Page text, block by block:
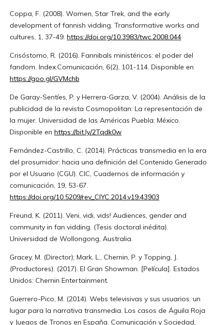
Coppa, F. (2008). Women, Star Trek, and the early
development of fannish vidding. Transformative works and
cultures, 1, 37-49. https://doi.org/10.3983/twc.2008.044
Crisóstomo, R. (2016). Fannibals ministéricos: el poder del
fandom. Index.Comunicación, 6(2), 101-114. Disponible en
https://goo.gl/GVMchb
De Garay-Sentíes, P. y Herrera-Garza, V. (2004). Análisis de la
publicidad de la revista Cosmopolitan: La representación de
la mujer. Universidad de las Américas Puebla: México.
Disponible en https://bit.ly/2Tqdk0w
Fernández-Castrillo, C. (2014). Prácticas transmedia en la era
del prosumidor: hacia una definición del Contenido Generado
por el Usuario (CGU). CIC, Cuadernos de información y
comunicación, 19, 53-67.
https://doi.org/10.5209/rev_CIYC.2014.v19.43903
Freund, K. (2011). Veni, vidi, vids! Audiences, gender and
community in fan vidding. (Tesis doctoral inédita).
Universidad de Wollongong, Australia.
Gracey, M. (Director); Mark, L., Chernin, P. y Topping, J.
(Productores). (2017). El Gran Showman. [Película]. Estados
Unidos: Chernin Entertainment.
Guerrero-Pico, M. (2014). Webs televisivas y sus usuarios: un
lugar para la narrativa transmedia. Los casos de Águila Roja
y Juegos de Tronos en España. Comunicación y Sociedad,